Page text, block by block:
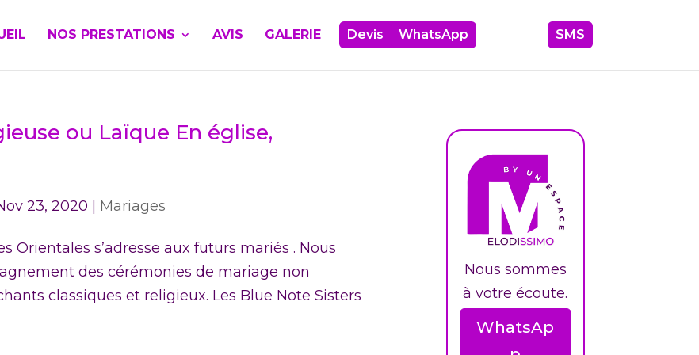
NOS PRESTATIONS AVIS GALERIE 06 17 63 39 87
Devis WhatsApp SMS
ou Laïque En église,
23, 2020 Mariages
Orientales s’adresse aux futurs mariés . Nous
des cérémonies de mariage non
classiques et religieux. Les Blue Note Sisters
Nous sommes
à votre écoute.
WhatsAp